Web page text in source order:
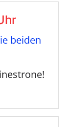
beiden